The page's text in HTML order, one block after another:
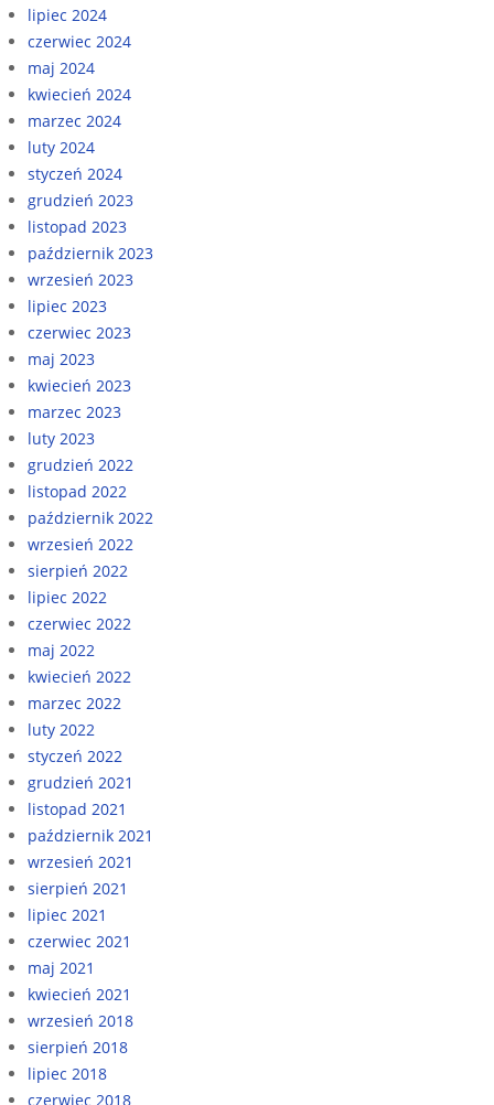
lipiec 2024
czerwiec 2024
maj 2024
kwiecień 2024
marzec 2024
luty 2024
styczeń 2024
grudzień 2023
listopad 2023
październik 2023
wrzesień 2023
lipiec 2023
czerwiec 2023
maj 2023
kwiecień 2023
marzec 2023
luty 2023
grudzień 2022
listopad 2022
październik 2022
wrzesień 2022
sierpień 2022
lipiec 2022
czerwiec 2022
maj 2022
kwiecień 2022
marzec 2022
luty 2022
styczeń 2022
grudzień 2021
listopad 2021
październik 2021
wrzesień 2021
sierpień 2021
lipiec 2021
czerwiec 2021
maj 2021
kwiecień 2021
wrzesień 2018
sierpień 2018
lipiec 2018
czerwiec 2018